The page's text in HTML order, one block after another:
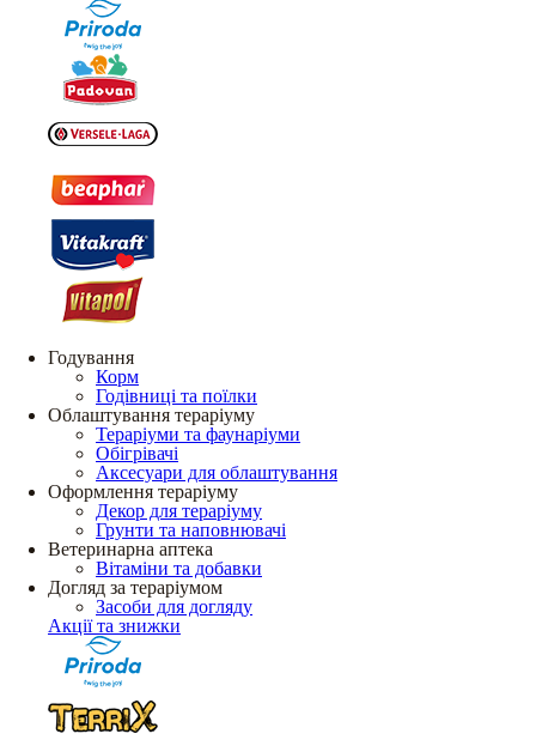
Годування
Корм
Годівниці та поїлки
Облаштування тераріуму
Тераріуми та фаунаріуми
Обігрівачі
Аксесуари для облаштування
Оформлення тераріуму
Декор для тераріуму
Грунти та наповнювачі
Ветеринарна аптека
Вітаміни та добавки
Догляд за тераріумом
Засоби для догляду
Акції та знижки